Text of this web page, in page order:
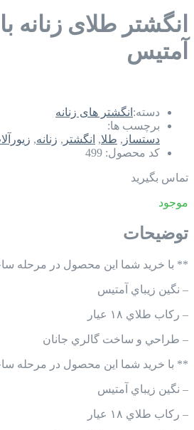
انگشتر طلای زنانه
آمتيس
دسته: انگشتر های زنانه
برچسب ها:
دستساز , طلا, انگشتر , زنانه,
کد محصول: 499
تماس بگیرید
موجود
توضیحات
** با خرید شما این محصول در مرحله
– نگين زيباي آمتيس
– ركاب طلاي ١٨ عيار
– طراحي و ساخت گالري جانان
** با خرید شما این محصول در مرحله
– نگين زيباي آمتيس
– ركاب طلاي ١٨ عيار